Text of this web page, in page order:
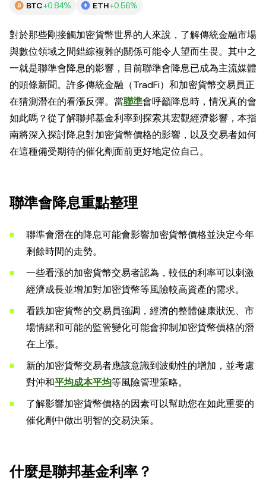
BTC+0.84% ETH+0.56%
對於那些剛接觸加密貨幣世界的人來說，了解傳統金融市場
與數位領域之間錯綜複雜的關係可能​​令人望而生畏。其中之
一就是聯準會降息的影響，目前聯準會降息已成為主流媒體
的頭條新聞。許多傳統金融（TradFi）和加密貨幣交易員正
在猜測潛在的看漲反彈。當聯準會呼籲降息時，情況真的會
如此嗎？從了解聯邦基金利率到探索其宏觀經濟影響，本指
南將深入探討降息對加密貨幣價格的影響，以及交易者如何
在這種備受期待的催化劑面前更好地定位自己。
聯準會降息重點整理
聯準會潛在的降息可能會影響加密貨幣價格並決定今年
剩餘時間的走勢。
一些看漲的加密貨幣交易者認為，較低的利率可以刺激
經濟成長並增加對加密貨幣等風險較高資產的需求。
看跌加密貨幣的交易員強調，經濟的整體健康狀況、市
場情緒和可能的監管變化可能會抑制加密貨幣價格的潛
在上漲。
新的加密貨幣交易者應該意識到波動性的增加，並考慮
對沖和平均成本平均等風險管理策略。
了解影響加密貨幣價格的因素可以幫助您在如此重要的
催化劑中做出明智的交易決策。
什麼是聯邦基金利率？